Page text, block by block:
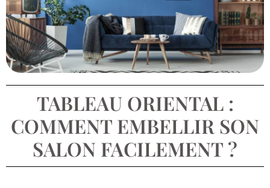
TABLEAU ORIENTAL :
COMMENT EMBELLIR SON
SALON FACILEMENT ?